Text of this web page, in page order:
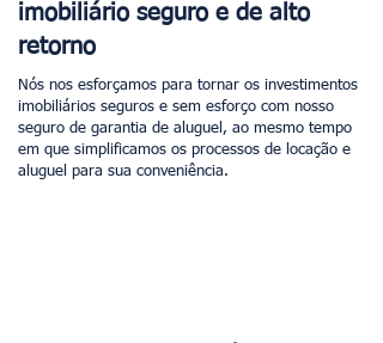
imobiliário seguro e de alto
retorno
Nós nos esforçamos para tornar os investimentos
imobiliários seguros e sem esforço com nosso
seguro de garantia de aluguel, ao mesmo tempo
em que simplificamos os processos de locação e
aluguel para sua conveniência.